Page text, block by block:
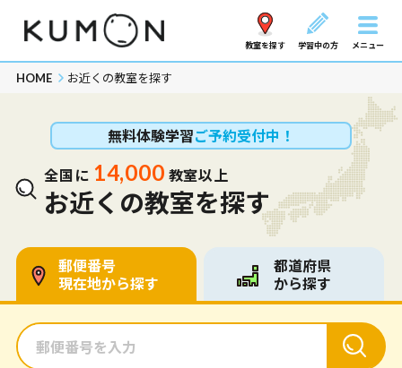
教室を探す 学習中の方 メニュー
HOME お近くの教室を探す
無料体験学習ご予約受付中！
全国に 14,000 教室以上
お近くの教室を探す
郵便番号
現在地から探す
都道府県
から探す